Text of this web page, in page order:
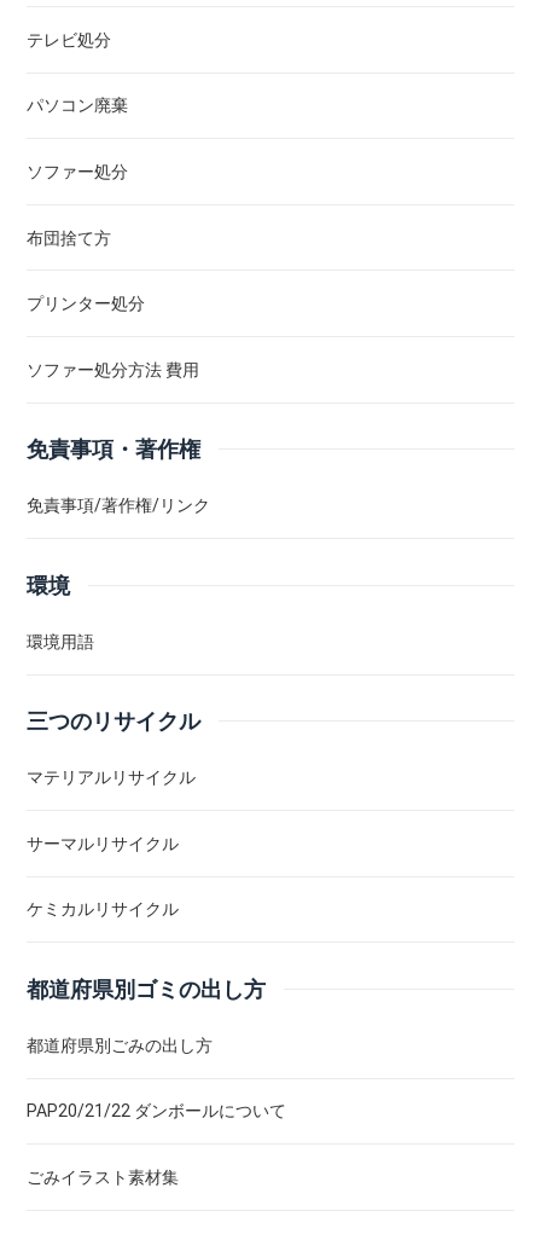
テレビ処分
パソコン廃棄
ソファー処分
布団捨て方
プリンター処分
ソファー処分方法 費用
免責事項・著作権
免責事項/著作権/リンク
環境
環境用語
三つのリサイクル
マテリアルリサイクル
サーマルリサイクル
ケミカルリサイクル
都道府県別ゴミの出し方
都道府県別ごみの出し方
PAP20/21/22 ダンボールについて
ごみイラスト素材集